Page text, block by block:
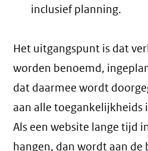
inclusief planning.
Het uitgangspunt is dat
worden benoemd,
dat daarmee wordt
aan alle toegankelijkheids
Als een website lange tijd
hangen, dan wordt aan de